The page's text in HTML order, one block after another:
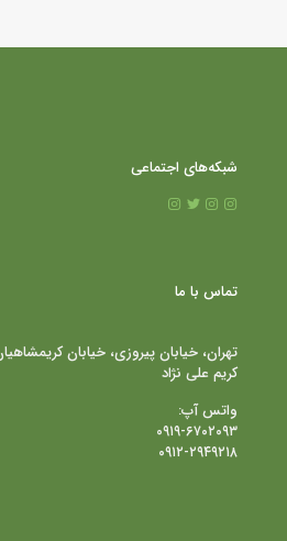
شبکه‌های اجتماعی
تماس با ما
تهران، خیابان پیروزی، خیابان
کریم علی نژاد
واتس آپ:
۰۹۱۹-۶۷۰۲۰۹۳
۰۹۱۲-۲۹۴۹۲۱۸